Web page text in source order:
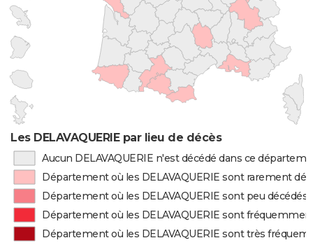
Les DELAVAQUERIE par lieu de décès
Aucun DELAVAQUERIE n'est décédé dans ce
Département où les DELAVAQUERIE sont rarement
Département où les DELAVAQUERIE sont peu décédés
Département où les DELAVAQUERIE sont
Département où les DELAVAQUERIE sont très